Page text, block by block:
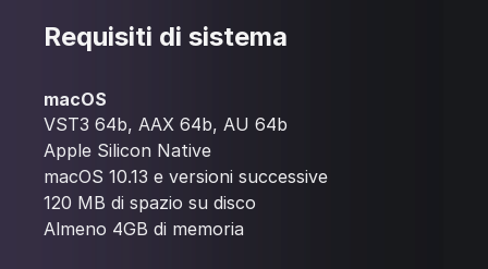
Requisiti di sistema
macOS
VST3 64b, AAX 64b, AU 64b
Apple Silicon Native
macOS 10.13 e versioni successive
120 MB di spazio su disco
Almeno 4GB di memoria